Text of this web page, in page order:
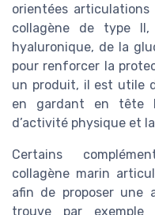
orientées
collagène de type
hyaluronique, de la
pour renforcer la
un produit, il est utile
en gardant en tête
d’activité physique et
Certains
collagène marin
afin de proposer une
trouve par exemple